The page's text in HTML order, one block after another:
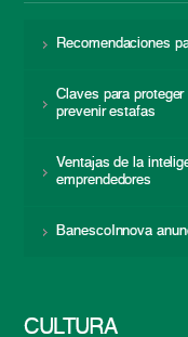
Recomendaciones
Claves para
prevenir estafas
Ventajas de la
emprendedores
BanescoInnova
CULTURA